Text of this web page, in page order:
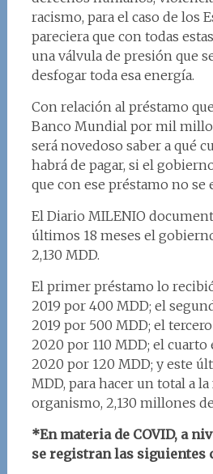
racismo, para el caso de los
pareciera que con todas
una válvula de presión que
desfogar toda esa energía.
Con relación al préstamo
Banco Mundial por mil
será novedoso saber a qué
habrá de pagar, si el
que con ese préstamo no se
El Diario MILENIO
últimos 18 meses el
2,130 MDD.
El primer préstamo lo
2019 por 400 MDD; el
2019 por 500 MDD; el
2020 por 110 MDD; el cuarto
2020 por 120 MDD; y este
MDD, para hacer un total a la
organismo, 2,130 millones
*En materia de COVID, a
se registran las siguientes